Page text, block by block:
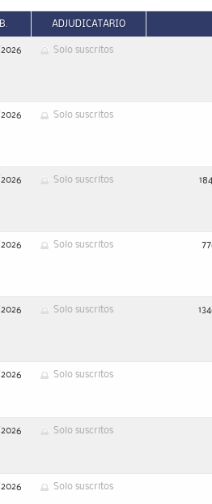
ADJUDICATARIO
Solo suscritos
Solo suscritos
Solo suscritos
Solo suscritos
Solo suscritos
Solo suscritos
Solo suscritos
Solo suscritos